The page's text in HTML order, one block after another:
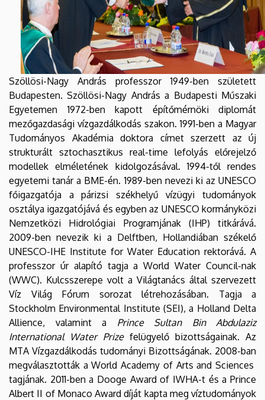
Szöllösi-Nagy András professzor 1949-ben született
Budapesten. Szöllösi-Nagy András a Budapesti Műszaki
Egyetemen 1972-ben kapott építőmérnöki diplomát
mezőgazdasági vízgazdálkodás szakon. 1991-ben a Magyar
Tudományos Akadémia doktora címet szerzett az új
strukturált sztochasztikus real-time lefolyás előrejelző
modellek elméletének kidolgozásával. 1994-től rendes
egyetemi tanár a BME-én. 1989-ben nevezi ki az UNESCO
főigazgatója a párizsi székhelyű vízügyi tudományok
osztálya igazgatójává és egyben az UNESCO kormányközi
Nemzetközi Hidrológiai Programjának (IHP) titkárává.
2009-ben nevezik ki a Delftben, Hollandiában székelő
UNESCO-IHE Institute for Water Education rektorává. A
professzor úr alapító tagja a World Water Council-nak
(WWC). Kulcsszerepe volt a Világtanács által szervezett
Víz Világ Fórum sorozat létrehozásában. Tagja a
Stockholm Environmental Institute (SEI), a Holland Delta
Allience, valamint a Prince Sultan Bin Abdulaziz
International Water Prizefelügyelő bizottságainak. Az
MTA Vízgazdálkodás tudományi Bizottságának. 2008-ban
megválasztották a World Academy of Arts and Sciences
tagjának. 2011-ben a Dooge Award of IWHA-t és a Prince
Albert II of Monaco Award díját kapta meg víztudományok